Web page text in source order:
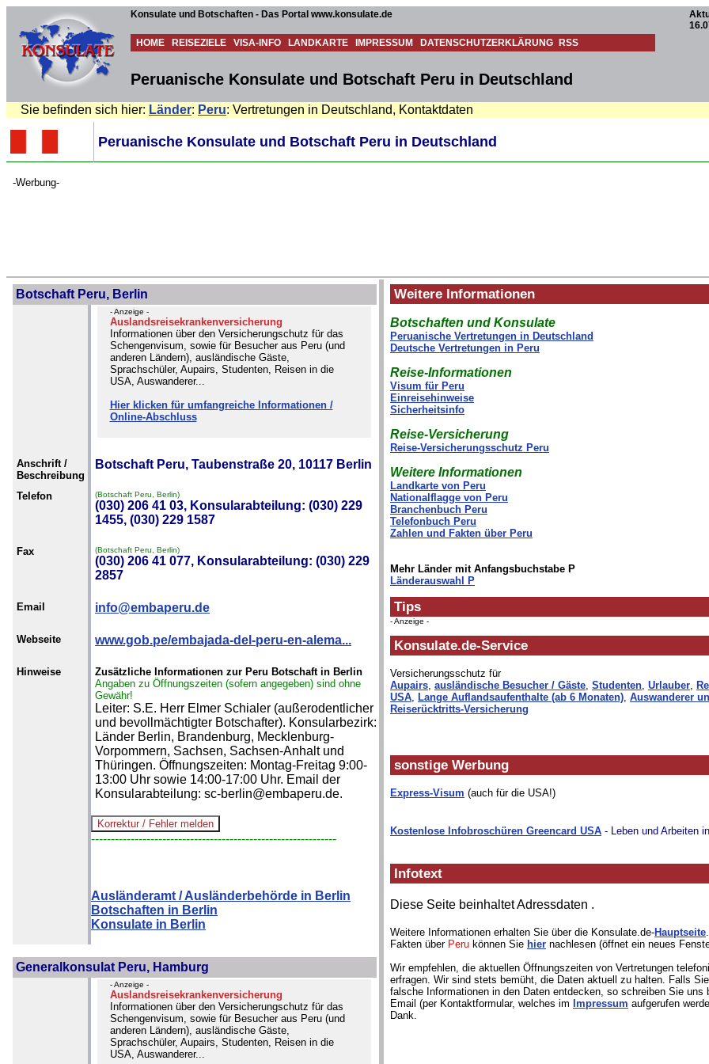
Konsulate und Botschaften - Das Portal www.konsulate.de
HOME REISEZIELE VISA-INFO LANDKARTE IMPRESSUM DATENSCHUTZERKLÄRUNG RSS
Peruanische Konsulate und Botschaft Peru in Deutschland
Sie befinden sich hier: Länder: Peru: Vertretungen in Deutschland, Kontaktdaten
Peruanische Konsulate und Botschaft Peru in Deutschland
-Werbung-
Botschaft Peru, Berlin
- Anzeige -
Auslandsreisekrankenversicherung
Informationen über den Versicherungschutz für das
Schengenvisum, sowie für Besucher aus Peru (und
anderen Ländern), ausländische Gäste,
Sprachschüler, Aupairs, Studenten, Reisen in die
USA, Auswanderer...
Hier klicken für umfangreiche Informationen /
Online-Abschluss
Anschrift /
Beschreibung
Botschaft Peru, Taubenstraße 20, 10117 Berlin
Telefon (Botschaft Peru, Berlin)
(030) 206 41 03, Konsularabteilung: (030) 229
1455, (030) 229 1587
Fax (Botschaft Peru, Berlin)
(030) 206 41 077, Konsularabteilung: (030) 229
2857
Email info@embaperu.de
Webseite www.gob.pe/embajada-del-peru-en-alema...
Hinweise
Zusätzliche Informationen zur Peru Botschaft in Berlin
Angaben zu Öffnungszeiten (sofern angegeben) sind ohne
Gewähr!
Leiter: S.E. Herr Elmer Schialer (außerodentlicher
und bevollmächtigter Botschafter). Konsularbezirk:
Länder Berlin, Brandenburg, Mecklenburg-
Vorpommern, Sachsen, Sachsen-Anhalt und
Thüringen. Öffnungszeiten: Montag-Freitag 9:00-
13:00 Uhr sowie 14:00-17:00 Uhr. Email der
Konsularabteilung: sc-berlin@embaperu.de.
--------------------------------------------------------------
Ausländeramt / Ausländerbehörde in Berlin
Botschaften in Berlin
Konsulate in Berlin
Generalkonsulat Peru, Hamburg
- Anzeige -
Auslandsreisekrankenversicherung
Informationen über den Versicherungschutz für das
Schengenvisum, sowie für Besucher aus Peru (und
anderen Ländern), ausländische Gäste,
Sprachschüler, Aupairs, Studenten, Reisen in die
USA, Auswanderer...
Weitere Informationen
Botschaften und Konsulate
Peruanische Vertretungen in Deutschland
Deutsche Vertretungen in Peru
Reise-Informationen
Visum für Peru
Einreisehinweise
Sicherheitsinfo
Reise-Versicherung
Reise-Versicherungsschutz Peru
Weitere Informationen
Landkarte von Peru
Nationalflagge von Peru
Branchenbuch Peru
Telefonbuch Peru
Zahlen und Fakten über Peru
Mehr Länder mit Anfangsbuchstabe P
Länderauswahl P
Tips
- Anzeige -
Konsulate.de-Service
Versicherungsschutz für
Aupairs, ausländische Besucher / Gäste, Studenten, Urlauber,
USA, Lange Auflandsaufenthalte (ab 6 Monaten), Auswanderer
Reiserücktritts-Versicherung
sonstige Werbung
Express-Visum (auch für die USA!)
Kostenlose Infobroschüren Greencard USA - Leben und Arbeiten
Infotext
Diese Seite beinhaltet Adressdaten .
Weitere Informationen erhalten Sie über die Konsulate.de-Hauptseite
Fakten über Peru können Sie hier nachlesen (öffnet ein neues
Wir empfehlen, die aktuellen Öffnungszeiten von Vertretungen
erfragen. Wir sind stets bemüht, die Daten aktuell zu halten. Falls
falsche Informationen in den Daten entdecken, so schreiben Sie uns
Email (per Kontaktformular, welches im Impressum aufgerufen
Dank.